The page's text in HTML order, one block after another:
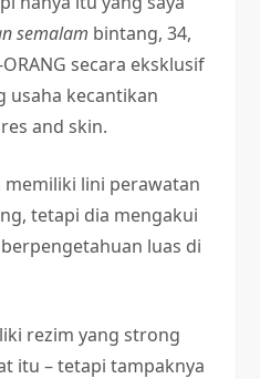
semalam bintang, 34,
secara eksklusif
usaha kecantikan
and skin.
lini perawatan
tetapi dia mengakui
luas di
rezim yang strong
itu – tetapi tampaknya